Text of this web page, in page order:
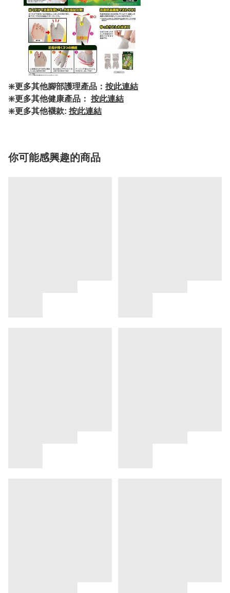
❇️更多其他腳部護理產品： 按此連結
❇️更多其他健康產品： 按此連結
❇️更多其他襪款: 按此連結
你可能感興趣的商品